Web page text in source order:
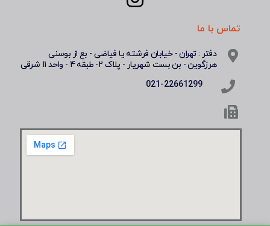
تماس با ما
دفتر : تهران - خیابان فرشته یا فیاضی - بع از بوسنی
هرزگوین - بن بست شهریار - پلاک 2- طبقه 4 - واحد 11 شرقی
021-22661299